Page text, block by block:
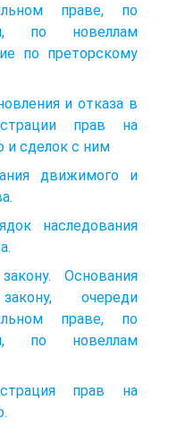
праве, по
по новеллам
по преторскому
и отказа в
прав на
сделок с ним
движимого и
наследования
Основания
очереди
праве, по
по новеллам
прав на